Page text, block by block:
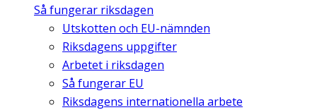
Så fungerar riksdagen
Utskotten och EU-nämnden
Riksdagens uppgifter
Arbetet i riksdagen
Så fungerar EU
Riksdagens internationella arbete